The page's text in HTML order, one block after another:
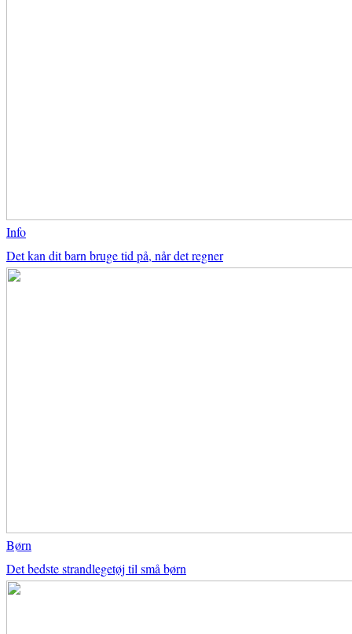
Info
Det kan dit barn bruge tid på, når det regner
Børn
Det bedste strandlegetøj til små børn